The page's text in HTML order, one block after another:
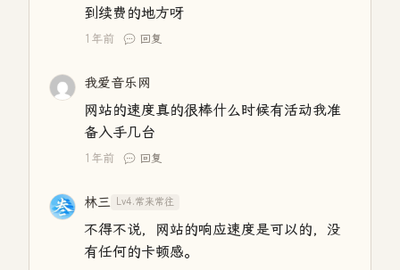
到续费的地方呀
1年前 回复
我爱音乐网
网站的速度真的很棒什么时候有活动我准
备入手几台
1年前 回复
林三 Lv4.常来常往
不得不说，网站的响应速度是可以的，没
有任何的卡顿感。